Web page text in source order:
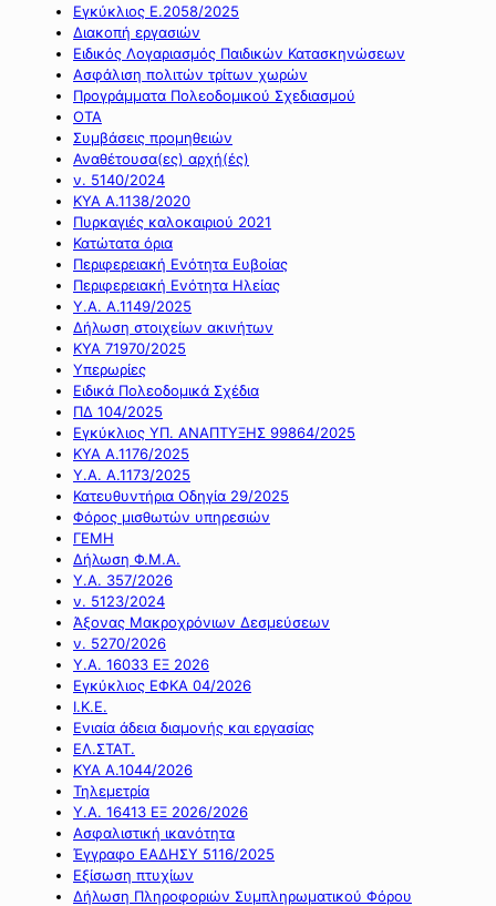
Εγκύκλιος Ε.2058/2025
Διακοπή εργασιών
Ειδικός Λογαριασμός Παιδικών Κατασκηνώσεων
Ασφάλιση πολιτών τρίτων χωρών
Προγράμματα Πολεοδομικού Σχεδιασμού
ΟΤΑ
Συμβάσεις προμηθειών
Αναθέτουσα(ες) αρχή(ές)
ν. 5140/2024
ΚΥΑ Α.1138/2020
Πυρκαγιές καλοκαιριού 2021
Κατώτατα όρια
Περιφερειακή Ενότητα Ευβοίας
Περιφερειακή Ενότητα Ηλείας
Υ.Α. Α.1149/2025
Δήλωση στοιχείων ακινήτων
ΚΥΑ 71970/2025
Υπερωρίες
Ειδικά Πολεοδομικά Σχέδια
ΠΔ 104/2025
Εγκύκλιος ΥΠ. ΑΝΑΠΤΥΞΗΣ 99864/2025
ΚΥΑ Α.1176/2025
Υ.Α. Α.1173/2025
Κατευθυντήρια Οδηγία 29/2025
Φόρος μισθωτών υπηρεσιών
ΓΕΜΗ
Δήλωση Φ.Μ.Α.
Υ.Α. 357/2026
ν. 5123/2024
Άξονας Μακροχρόνιων Δεσμεύσεων
ν. 5270/2026
Υ.Α. 16033 ΕΞ 2026
Εγκύκλιος ΕΦΚΑ 04/2026
Ι.Κ.Ε.
Ενιαία άδεια διαμονής και εργασίας
ΕΛ.ΣΤΑΤ.
ΚΥΑ Α.1044/2026
Τηλεμετρία
Υ.Α. 16413 ΕΞ 2026/2026
Ασφαλιστική ικανότητα
Έγγραφο ΕΑΔΗΣΥ 5116/2025
Εξίσωση πτυχίων
Δήλωση Πληροφοριών Συμπληρωματικού Φόρου